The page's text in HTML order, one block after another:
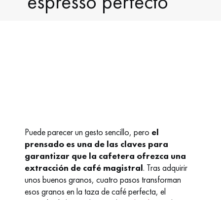
Puede parecer un gesto sencillo, pero el
prensado es una de las claves para
garantizar que la cafetera ofrezca una
extracción de café magistral. Tras adquirir
unos buenos granos, cuatro pasos transforman
esos granos en la taza de café perfecta, el